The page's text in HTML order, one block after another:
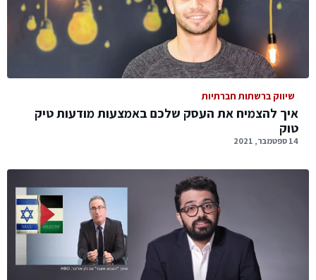
שיווק ברשתות חברתיות
איך להצמיח את העסק שלכם באמצעות מודעות טיק
טוק
14 ספטמבר, 2021